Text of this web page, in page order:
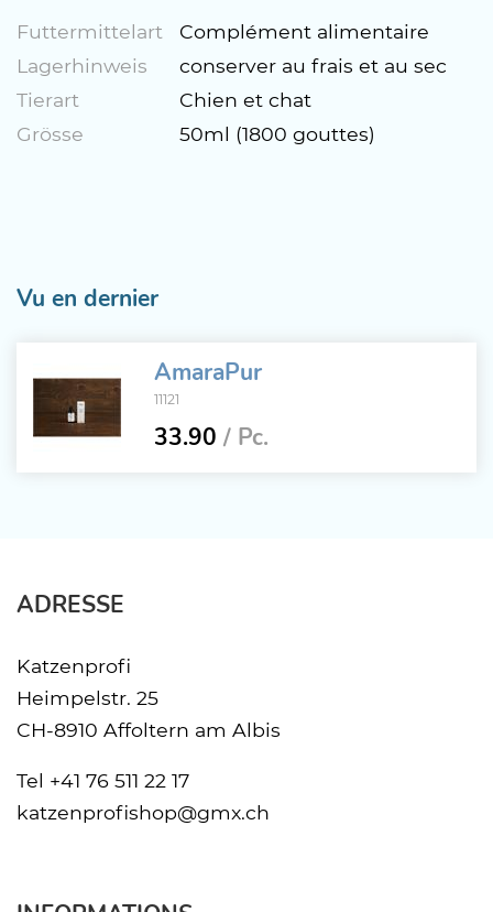
Futtermittelart
Complément alimentaire
Lagerhinweis
conserver au frais et au sec
Tierart
Chien et chat
Grösse
50ml (1800 gouttes)
Vu en dernier
AmaraPur
11121
33.90 / Pc.
ADRESSE
Katzenprofi
Heimpelstr. 25
CH-8910 Affoltern am Albis
Tel +41 76 511 22 17
katzenprofishop@gmx.ch